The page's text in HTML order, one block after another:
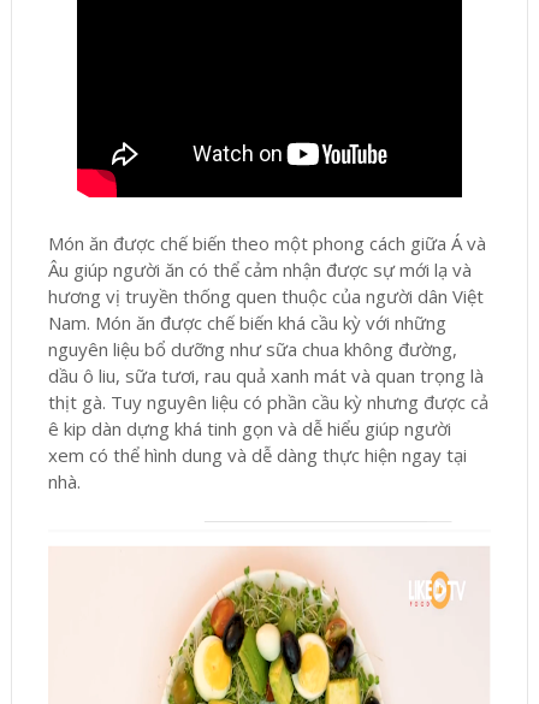
Món ăn được chế biến theo một phong cách giữa Á và
Âu giúp người ăn có thể cảm nhận được sự mới lạ và
hương vị truyền thống quen thuộc của người dân Việt
Nam. Món ăn được chế biến khá cầu kỳ với những
nguyên liệu bổ dưỡng như sữa chua không đường,
dầu ô liu, sữa tươi, rau quả xanh mát và quan trọng là
thịt gà. Tuy nguyên liệu có phần cầu kỳ nhưng được cả
ê kip dàn dựng khá tinh gọn và dễ hiểu giúp người
xem có thể hình dung và dễ dàng thực hiện ngay tại
nhà.